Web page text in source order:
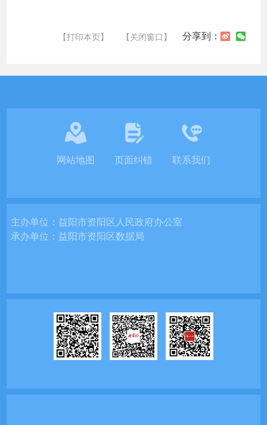
【打印本页】 【关闭窗口】 分享到：
网站地图 页面纠错 联系我们
主办单位：益阳市资阳区人民政府办公室
承办单位：益阳市资阳区数据局